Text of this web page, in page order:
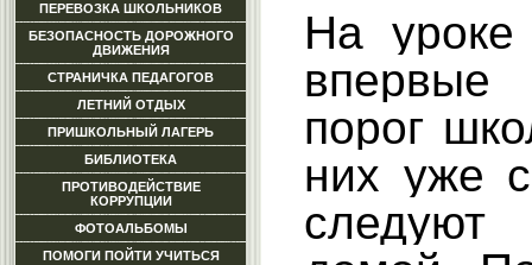
ПЕРЕВОЗКА ШКОЛЬНИКОВ
БЕЗОПАСНОСТЬ ДОРОЖНОГО
ДВИЖЕНИЯ
СТРАНИЧКА ПЕДАГОГОВ
ЛЕТНИЙ ОТДЫХ
ПРИШКОЛЬНЫЙ ЛАГЕРЬ
БИБЛИОТЕКА
ПРОТИВОДЕЙСТВИЕ
КОРРУПЦИИ
ФОТОАЛЬБОМЫ
ПОМОГИ ПОЙТИ УЧИТЬСЯ
На уроке
впервые
порог
них уже